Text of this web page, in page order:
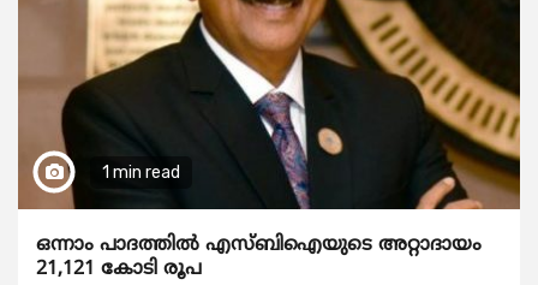
1 min read
ഒന്നാം പാദത്തിൽ എസ്ബിഐയുടെ അറ്റാദായം
21,121 കോടി രൂപ